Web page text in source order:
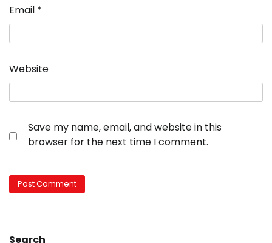
Email *
Website
Save my name, email, and website in this
browser for the next time I comment.
Search